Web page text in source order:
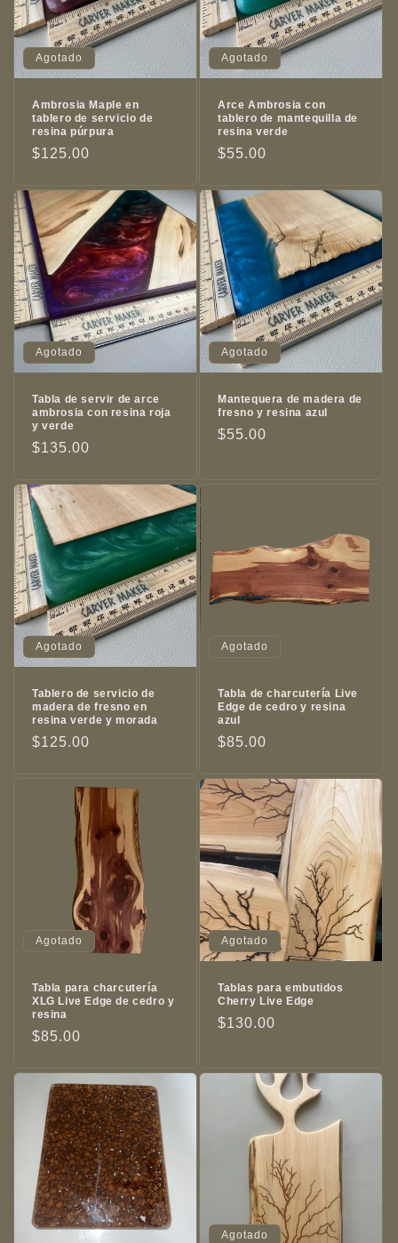
Agotado
Ambrosia Maple en
tablero de servicio de
resina púrpura
Precio
$125.00
Agotado
Arce Ambrosia con
tablero de mantequilla de
resina verde
Precio
$55.00
Agotado
Tabla de servir de arce
ambrosia con resina roja
y verde
Precio
$135.00
Agotado
Mantequera de madera de
fresno y resina azul
Precio
$55.00
Agotado
Tablero de servicio de
madera de fresno en
resina verde y morada
Precio
$125.00
Agotado
Tabla de charcutería Live
Edge de cedro y resina
azul
Precio
$85.00
Agotado
Tabla para charcutería
XLG Live Edge de cedro y
resina
Precio
$85.00
Agotado
Tablas para embutidos
Cherry Live Edge
Precio
$130.00
Agotado